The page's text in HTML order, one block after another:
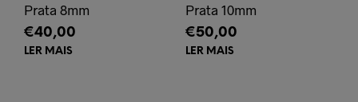
Prata 8mm
€40,00
LER MAIS
Prata 10mm
€50,00
LER MAIS